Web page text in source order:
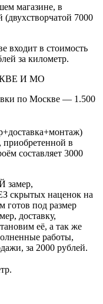
магазине, в
7000
входит в стоимость
за километр.
И МО
по Москве — 1.500
в
составляет 3000
замер,
наценок на
готов под размер
доставку,
её, а так же
работы,
за 2000 рублей.